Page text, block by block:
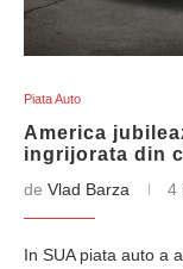
Piata Auto
America
ingrijorata din
de Vlad Barza 4
In SUA piata auto a